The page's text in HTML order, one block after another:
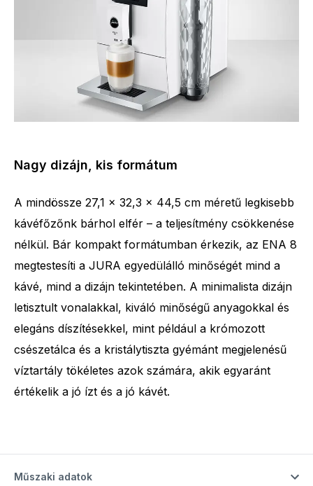
Nagy dizájn, kis formátum
A mindössze 27,1 x 32,3 x 44,5 cm méretű legkisebb
kávéfőzőnk bárhol elfér – a teljesítmény csökkenése
nélkül. Bár kompakt formátumban érkezik, az ENA 8
megtestesíti a JURA egyedülálló minőségét mind a
kávé, mind a dizájn tekintetében. A minimalista dizájn
letisztult vonalakkal, kiváló minőségű anyagokkal és
elegáns díszítésekkel, mint például a krómozott
csészetálca és a kristálytiszta gyémánt megjelenésű
víztartály tökéletes azok számára, akik egyaránt
értékelik a jó ízt és a jó kávét.
Műszaki adatok